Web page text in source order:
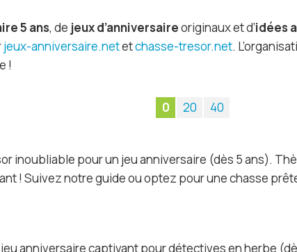
5 ans, de jeux d’anniversaireoriginaux et d’idées
jeux-anniversaire.netetchasse-tresor.net.
!
0 20 40
inoubliable pour un jeu anniversaire (dès 5 ans).
! Suivez notre guide ou optez pour une chasse
anniversaire captivant pour détectives en herbe